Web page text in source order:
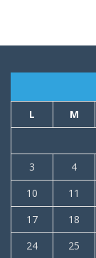
L M
3
4
10
11
17
18
24
25